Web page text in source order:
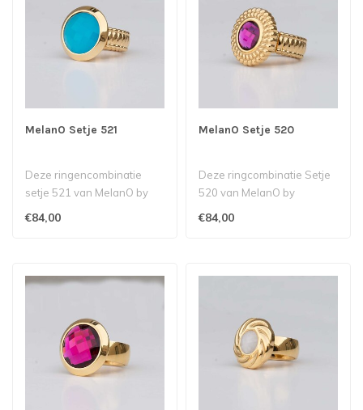
MelanO Setje 521
Deze ringencombinatie
setje 521 van MelanO by
Babazou bestaat uit een
€84,00
MelanO Setje 520
Deze ringcombinatie Setje
520 van MelanO by
Babazou bestaat uit een
€84,00